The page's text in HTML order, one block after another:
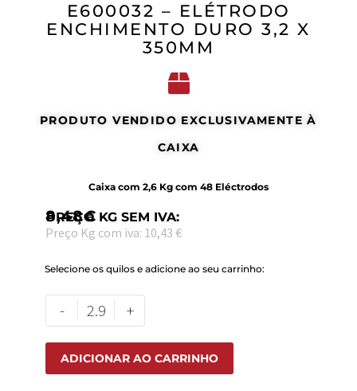
E600032 – ELÉTRODO
ENCHIMENTO DURO 3,2 X
350MM
PRODUTO VENDIDO EXCLUSIVAMENTE À
CAIXA
Caixa com 2,6 Kg com 48 Eléctrodos
PREÇO KG SEM IVA:
8,48€
Preço Kg com iva: 10,43 €
Selecione os quilos e adicione ao seu carrinho:
- +
ADICIONAR AO CARRINHO